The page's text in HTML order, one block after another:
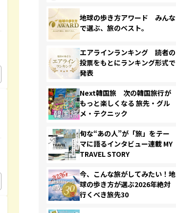
地球の歩き方アワード みんな
で選ぶ、旅のベスト。
エアラインランキング 読者の
投票をもとにランキング形式で
発表
Next韓国旅 次の韓国旅行が
もっと楽しくなる 旅先・グル
メ・テクニック
旬な“あの人”が「旅」をテー
マに語るインタビュー連載 MY
TRAVEL STORY
今、こんな旅がしてみたい！地
球の歩き方が選ぶ2026年絶対
行くべき旅先30